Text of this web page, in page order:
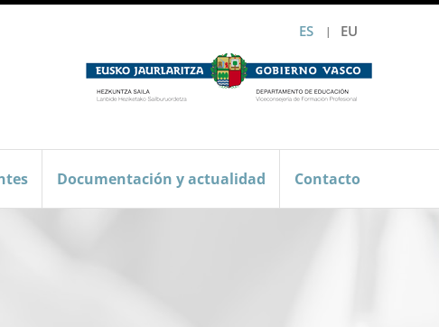
ES EU
Documentación y actualidad Contacto